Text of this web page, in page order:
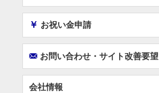
￥ お祝い金申請
Fお問い合わせ・サイト改善要望
会社情報